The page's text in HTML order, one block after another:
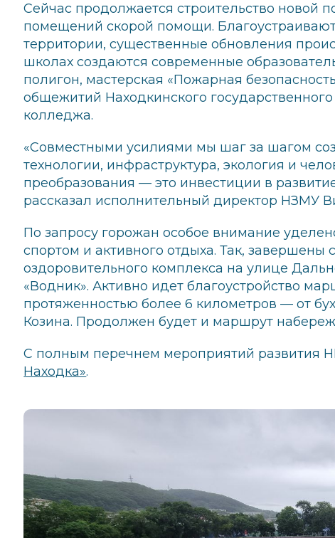
Сейчас продолжается строительство новой
помещений скорой помощи.
территории, существенные обновления
школах создаются современные
полигон, мастерская «Пожарная
общежитий Находкинского
колледжа.
«Совместными усилиями мы шаг за шагом
технологии, инфраструктура, экология и
преобразования — это инвестиции в
рассказал исполнительный директор НЗМУ
По запросу горожан особое внимание
спортом и активного отдыха. Так, завершены
оздоровительного комплекса на улице
«Водник». Активно идет благоустройство
протяженностью более 6 километров — от
Козина. Продолжен будет и маршрут
С полным перечнем мероприятий развития
Находка».